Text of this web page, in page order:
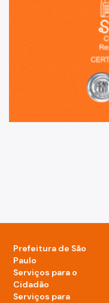
Prefeitura de São
Paulo
Serviços para o
Cidadão
Serviços para